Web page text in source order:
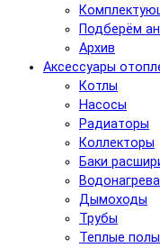
Подберём
Архив
Аксессуары
Котлы
Насосы
Радиаторы
Коллекторы
Баки
Дымоходы
Трубы
Теплые полы